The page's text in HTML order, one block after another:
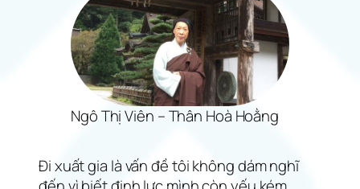
Ngô Thị Viên – Thân Hoà Hoằng
Đi xuất gia là vấn đề tôi không dám nghĩ